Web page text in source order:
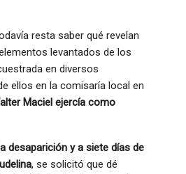
resta saber qué revelan
levantados de los
en diversos
ellos en la comisaría local en
Maciel ejercía como
desaparición y a siete días de
, se solicitó que dé